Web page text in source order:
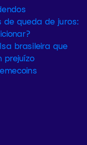
de queda de juros:
brasileira que
prejuízo